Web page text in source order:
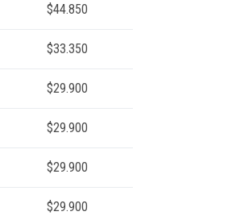
$44.850
$33.350
$29.900
$29.900
$29.900
$29.900